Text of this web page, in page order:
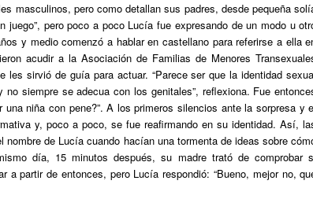
masculinos, pero como detallan sus padres, desde pequeña
pero poco a poco Lucía fue expresando de un modo u
y medio comenzó a hablar en castellano para referirse a ella
acudir a la Asociación de Familias de Menores
les sirvió de guía para actuar. “Parece ser que la identidad
siempre se adecua con los genitales”, reflexiona. Fue
niña con pene?”. A los primeros silencios ante la sorpresa y
y, poco a poco, se fue reafirmando en su identidad. Así,
de Lucía cuando hacían una tormenta de ideas sobre
día, 15 minutos después, su madre trató de comprobar
a partir de entonces, pero Lucía respondió: “Bueno, mejor no,